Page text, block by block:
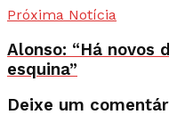
Próxima Notícia
Alonso: “Há novos
esquina”
Deixe um